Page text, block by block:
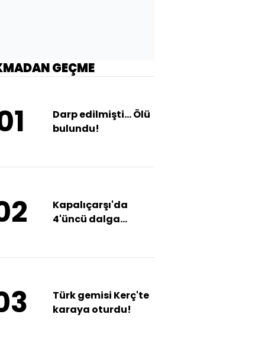
GEÇME
Darp edilmişti... Ölü
bulundu!
Kapalıçarşı'da
4'üncü dalga
Türk gemisi Kerç'te
karaya oturdu!